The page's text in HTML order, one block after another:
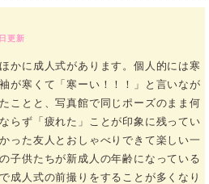
更新
かに成人式があります。個人的には寒
が寒くて「寒ーい！！！」と言いなが
ことと、写真館で同じポーズのまま何
らず「疲れた」ことが印象に残ってい
った友人とおしゃべりできて楽しい一
子供たちが新成人の年齢になっている
成人式の前撮りをすることが多くなり